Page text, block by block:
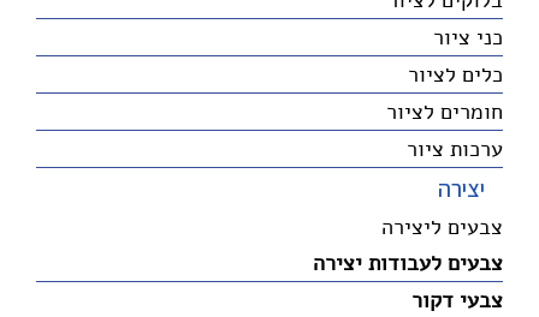
כני ציור
כלים לציור
חומרים לציור
ערכות ציור
יצירה
צבעים ליצירה
צבעים לעבודות יצירה
צבעי דקור